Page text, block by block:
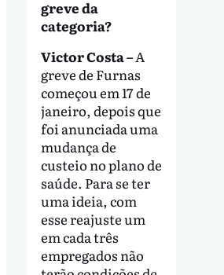
greve da
categoria?
Victor Costa –A
greve de Furnas
começou em 17 de
janeiro, depois que
foi anunciada uma
mudança de
custeio no plano de
saúde. Para se ter
uma ideia, com
esse reajuste um
em cada três
empregados não